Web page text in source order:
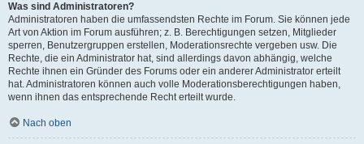
Was sind Administratoren?
Administratoren haben die umfassendsten Rechte im Forum. Sie können jede
Art von Aktion im Forum ausführen; z. B. Berechtigungen setzen, Mitglieder
sperren, Benutzergruppen erstellen, Moderationsrechte vergeben usw. Die
Rechte, die ein Administrator hat, sind allerdings davon abhängig, welche
Rechte ihnen ein Gründer des Forums oder ein anderer Administrator erteilt
hat. Administratoren können auch volle Moderationsberechtigungen haben,
wenn ihnen das entsprechende Recht erteilt wurde.
Nach oben